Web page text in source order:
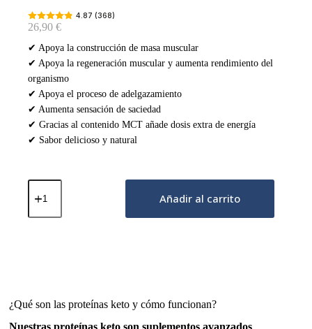
4.87 (368)
26,90 €
✔ Apoya la construcción de masa muscular
✔ Apoya la regeneración muscular y aumenta rendimiento del
organismo
✔ Apoya el proceso de adelgazamiento
✔ Aumenta sensación de saciedad
✔ Gracias al contenido MCT añade dosis extra de energía
✔ Sabor delicioso y natural
Proteína
Keto
MCT
Añadir al carrito
¿Qué son las proteínas keto y cómo funcionan?